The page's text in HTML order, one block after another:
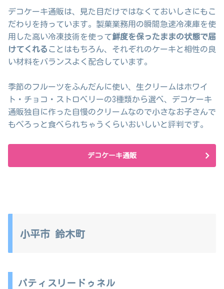
デコケーキ通販は、見た目だけではなくておいしさにもこ
だわりを持っています。製菓業務用の瞬間急速冷凍庫を使
用した高い冷凍技術を使って鮮度を保ったままの状態で届
けてくれる ことはもちろん、それぞれのケーキと相性の良
い材料をバランスよく配合しています。
季節のフルーツをふんだんに使い、生クリームはホワイ
ト・チョコ・ストロベリーの3種類から選べ、デコケーキ
通販独自に作った自慢のクリームなので小さなお子さんで
もぺろっと食べられちゃうくらいおいしいと評判です。
デコケーキ通販
小平市 鈴木町
パティスリードゥネル